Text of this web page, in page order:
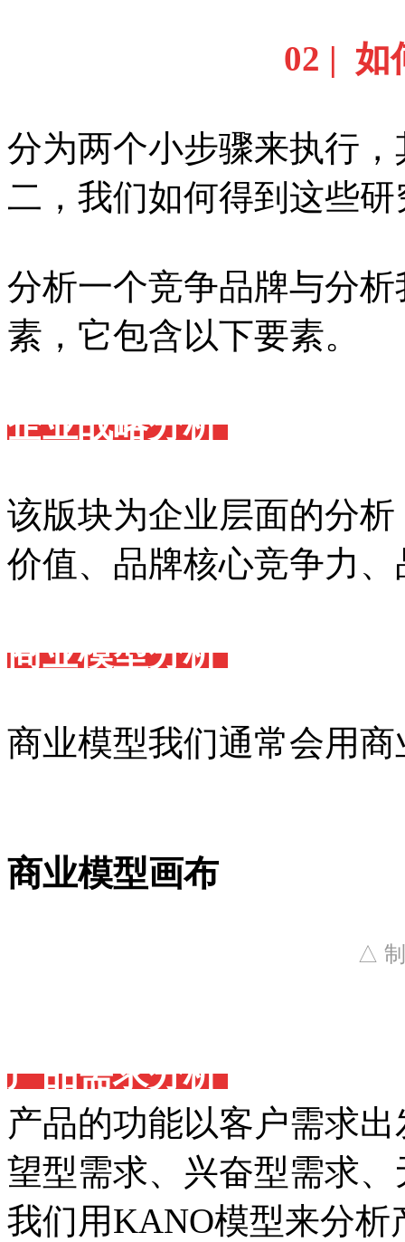
02 | 如
分为两个小步骤来执行
二，我们如何得到这些
分析一个竞争品牌与分
素，它包含以下要素。
企业战略分析
该版块为企业层面的分
价值、品牌核心竞争力
商业模型分析
商业模型我们通常会用
商业模型画布
△
产品需求分析
产品的功能以客户需求
望型需求、兴奋型需求
我们用KANO模型来分